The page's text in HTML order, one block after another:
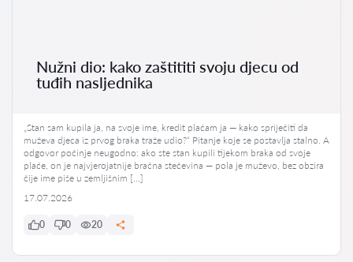
Nužni dio: kako zaštititi svoju djecu od
tuđih nasljednika
„Stan sam kupila ja, na svoje ime, kredit plaćam ja — kako spriječiti da
muževa djeca iz prvog braka traže udio?“ Pitanje koje se postavlja stalno. A
odgovor počinje neugodno: ako ste stan kupili tijekom braka od svoje
plaće, on je najvjerojatnije bračna stečevina — pola je muževo, bez obzira
čije ime piše u zemljišnim […]
17.07.2026
0 0 20